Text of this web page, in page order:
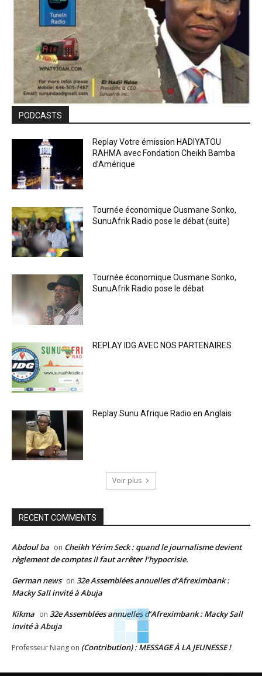
PODCASTS
Replay Votre émission HADIYATOU
RAHMA avec Fondation Cheikh Bamba
d’Amérique
Tournée économique Ousmane Sonko,
SunuAfrik Radio pose le débat (suite)
Tournée économique Ousmane Sonko,
SunuAfrik Radio pose le débat
REPLAY IDG AVEC NOS PARTENAIRES
Replay Sunu Afrique Radio en Anglais
Voir plus
RECENT COMMENTS
Abdoul ba on Cheikh Yérim Seck : quand le journalisme devient
règlement de comptes Il faut arrêter l’hypocrisie.
German news on 32e Assemblées annuelles d’Afreximbank :
Macky Sall invité à Abuja
Kikma on 32e Assemblées annuelles d’Afreximbank : Macky Sall
invité à Abuja
Professeur Niang on (Contribution) : MESSAGE À LA JEUNESSE !